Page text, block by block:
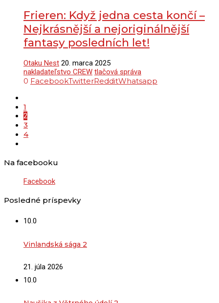
Frieren: Když jedna cesta končí –
Nejkrásnější a nejoriginálnější
fantasy posledních let!
Otaku Nest 20. marca 2025
nakladateľstvo CREW tlačová správa
0 FacebookTwitterRedditWhatsapp
1
2
3
4
Na facebooku
Facebook
Posledné príspevky
10.0
Vinlandská sága 2
21. júla 2026
10.0